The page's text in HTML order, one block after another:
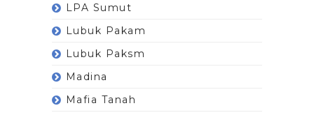
LPA Sumut
Lubuk Pakam
Lubuk Paksm
Madina
Mafia Tanah